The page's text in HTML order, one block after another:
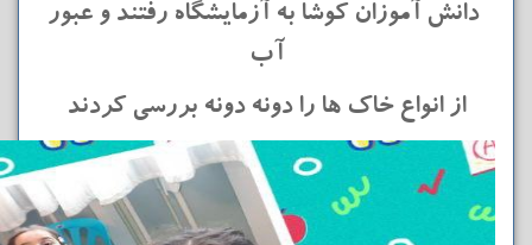
دانش آموزان کوشا به آزمایشگاه رفتند و عبور
آب
از انواع خاک ها را دونه دونه بررسی کردند